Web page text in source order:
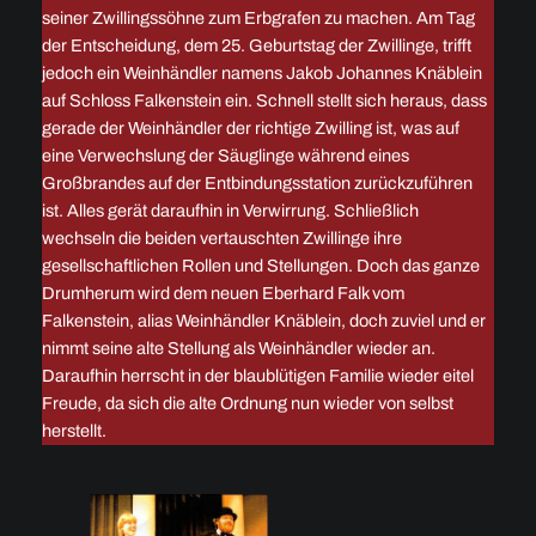
seiner Zwillingssöhne zum Erbgrafen zu machen. Am Tag
der Entscheidung, dem 25. Geburtstag der Zwillinge, trifft
jedoch ein Weinhändler namens Jakob Johannes Knäblein
auf Schloss Falkenstein ein. Schnell stellt sich heraus, dass
gerade der Weinhändler der richtige Zwilling ist, was auf
eine Verwechslung der Säuglinge während eines
Großbrandes auf der Entbindungsstation zurückzuführen
ist. Alles gerät daraufhin in Verwirrung. Schließlich
wechseln die beiden vertauschten Zwillinge ihre
gesellschaftlichen Rollen und Stellungen. Doch das ganze
Drumherum wird dem neuen Eberhard Falk vom
Falkenstein, alias Weinhändler Knäblein, doch zuviel und er
nimmt seine alte Stellung als Weinhändler wieder an.
Daraufhin herrscht in der blaublütigen Familie wieder eitel
Freude, da sich die alte Ordnung nun wieder von selbst
herstellt.